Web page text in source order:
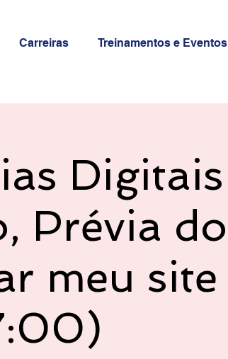
Carreiras Treinamentos e Eventos
Digitais
Prévia do
meu site